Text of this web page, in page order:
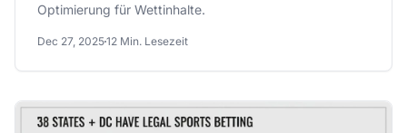
Optimierung für Wettinhalte.
Dec 27, 202512 Min. Lesezeit